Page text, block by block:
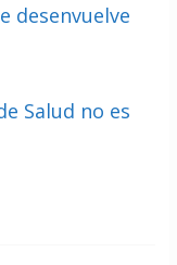
desenvuelve
Salud no es